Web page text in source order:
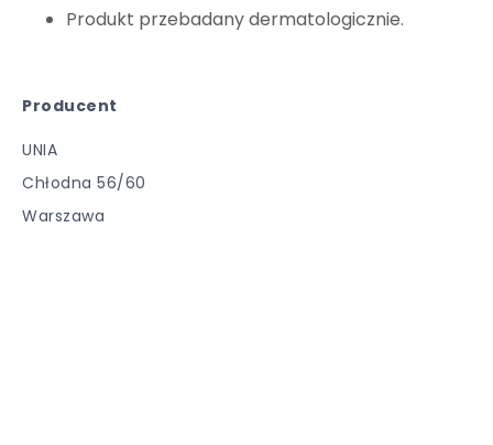
Produkt przebadany dermatologicznie.
Producent
UNIA
Chłodna 56/60
Warszawa